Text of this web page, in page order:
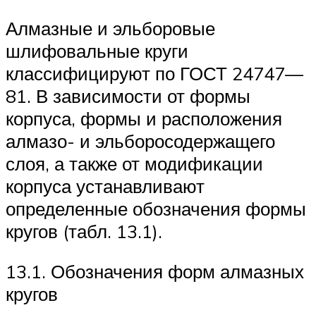
Алмазные и эльборовые
шлифовальные круги
классифицируют по ГОСТ 24747—
81. В зависимости от формы
корпуса, формы и расположения
алмазо- и эльборосодержащего
слоя, а также от модификации
корпуса устанавливают
определенные обозначения формы
кругов (табл. 13.1).
13.1. Обозначения форм алмазных
кругов